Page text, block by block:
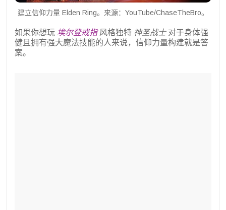
建立信仰力量 Elden Ring。来源：YouTube/ChaseTheBro。
如果你想玩 埃尔登戒指风格独特 神圣战士对于身体强
健且拥有强大魔法技能的人来说，信仰力量构建就是答
案。